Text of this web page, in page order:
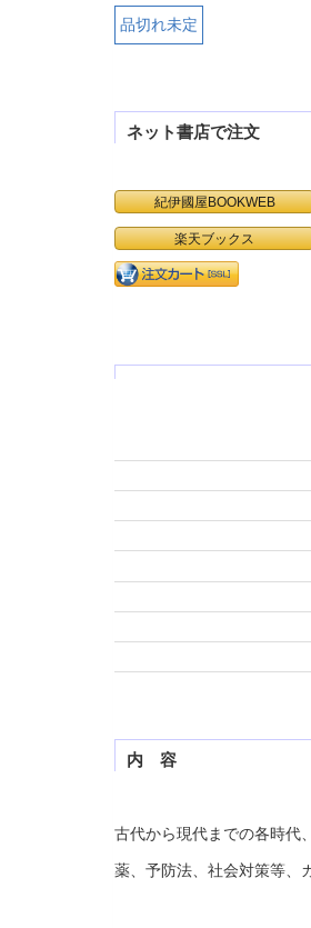
品切れ未定
ネット書店で注文
紀伊國屋BOOKWEB
楽天ブックス
内 容
古代から現代までの各時代
薬、予防法、社会対策等、